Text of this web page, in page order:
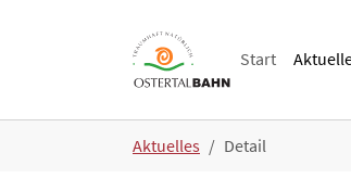
Start
Aktuelles Detail